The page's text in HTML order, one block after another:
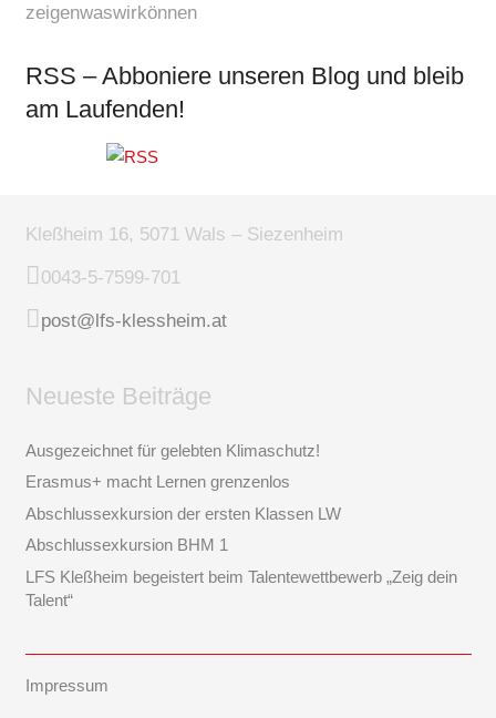
zeigenwaswirkönnen
RSS – Abboniere unseren Blog und bleib
am Laufenden!
Kleßheim 16, 5071 Wals – Siezenheim
0043-5-7599-701
post@lfs-klessheim.at
Neueste Beiträge
Ausgezeichnet für gelebten Klimaschutz!
Erasmus+ macht Lernen grenzenlos
Abschlussexkursion der ersten Klassen LW
Abschlussexkursion BHM 1
LFS Kleßheim begeistert beim Talentewettbewerb „Zeig dein
Talent“
Impressum